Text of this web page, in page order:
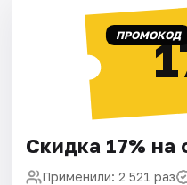
ПРОМОКОД
Скидка 17% на
Применили: 2 521 раз